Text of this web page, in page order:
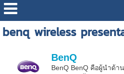
benq wireless
BenQ
BenQ BenQ คือผู้นำด้า